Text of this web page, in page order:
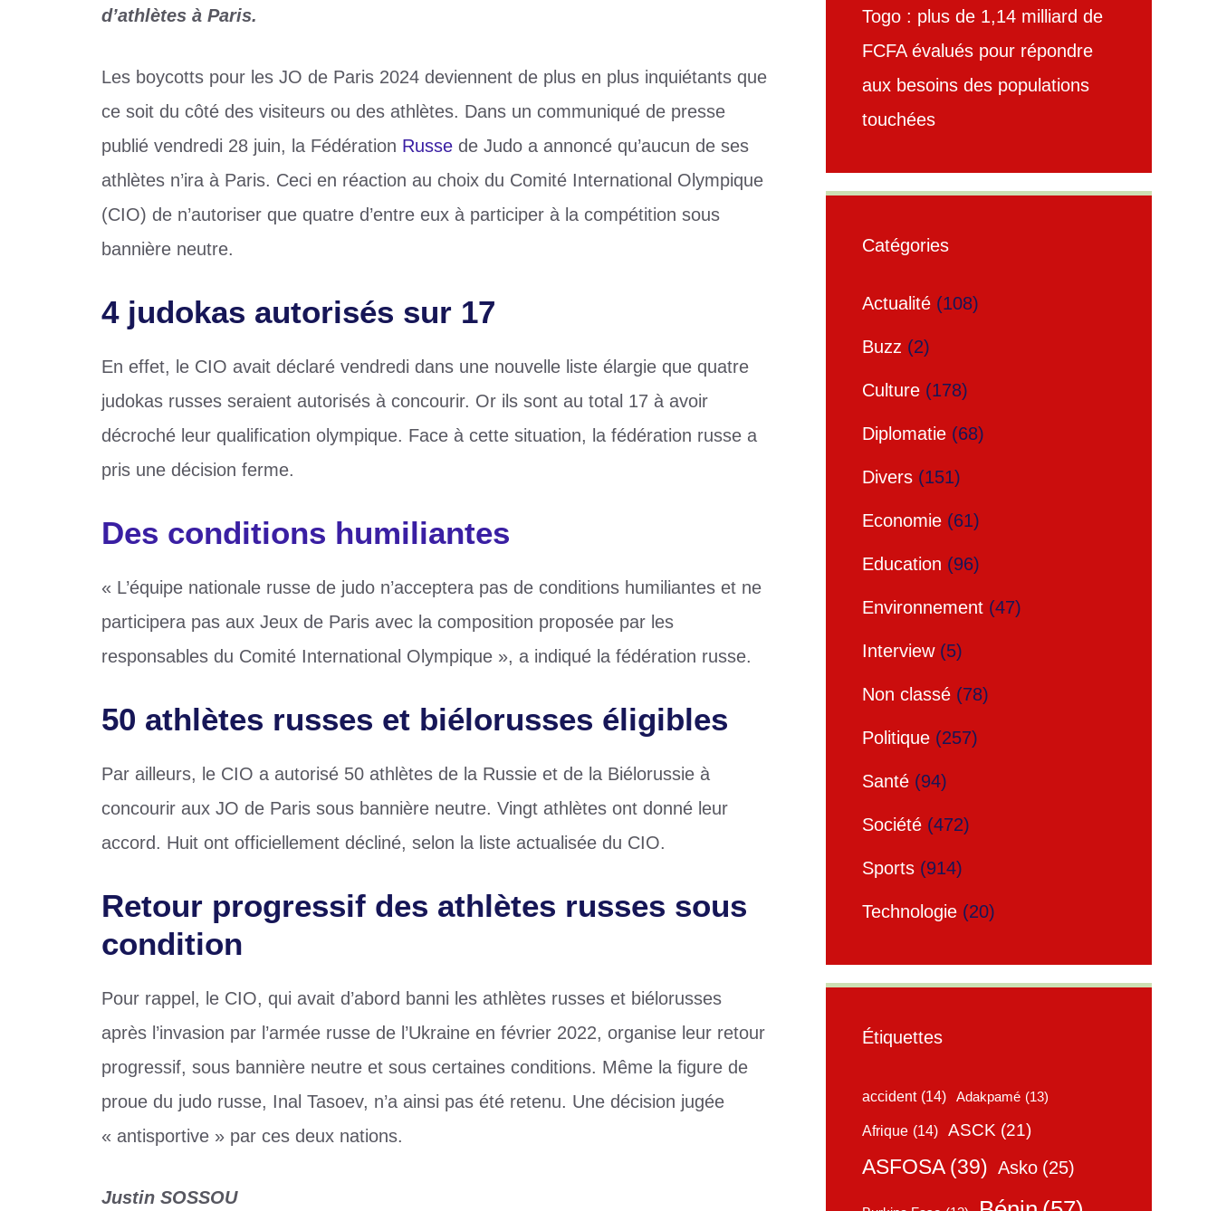
d’athlètes à Paris.
Les boycotts pour les JO de Paris 2024 deviennent de plus en plus inquiétants que
ce soit du côté des visiteurs ou des athlètes. Dans un communiqué de presse
publié vendredi 28 juin, la Fédération Russe de Judo a annoncé qu’aucun de ses
athlètes n’ira à Paris. Ceci en réaction au choix du Comité International Olympique
(CIO) de n’autoriser que quatre d’entre eux à participer à la compétition sous
bannière neutre.
4 judokas autorisés sur 17
En effet, le CIO avait déclaré vendredi dans une nouvelle liste élargie que quatre
judokas russes seraient autorisés à concourir. Or ils sont au total 17 à avoir
décroché leur qualification olympique. Face à cette situation, la fédération russe a
pris une décision ferme.
Des conditions humiliantes
« L’équipe nationale russe de judo n’acceptera pas de conditions humiliantes et ne
participera pas aux Jeux de Paris avec la composition proposée par les
responsables du Comité International Olympique », a indiqué la fédération russe.
50 athlètes russes et biélorusses éligibles
Par ailleurs, le CIO a autorisé 50 athlètes de la Russie et de la Biélorussie à
concourir aux JO de Paris sous bannière neutre. Vingt athlètes ont donné leur
accord. Huit ont officiellement décliné, selon la liste actualisée du CIO.
Retour progressif des athlètes russes sous
condition
Pour rappel, le CIO, qui avait d’abord banni les athlètes russes et biélorusses
après l’invasion par l’armée russe de l’Ukraine en février 2022, organise leur retour
progressif, sous bannière neutre et sous certaines conditions. Même la figure de
proue du judo russe, Inal Tasoev, n’a ainsi pas été retenu. Une décision jugée
« antisportive » par ces deux nations.
Justin SOSSOU
Togo : plus de 1,14 milliard de
FCFA évalués pour répondre
aux besoins des populations
touchées
Catégories
Actualité (108)
Buzz (2)
Culture (178)
Diplomatie (68)
Divers (151)
Economie (61)
Education (96)
Environnement (47)
Interview(5)
Non classé (78)
Politique (257)
Santé (94)
Société (472)
Sports (914)
Technologie (20)
Étiquettes
accident (14) Adakpamé (13)
Afrique (14) ASCK (21)
ASFOSA (39) Asko (25)